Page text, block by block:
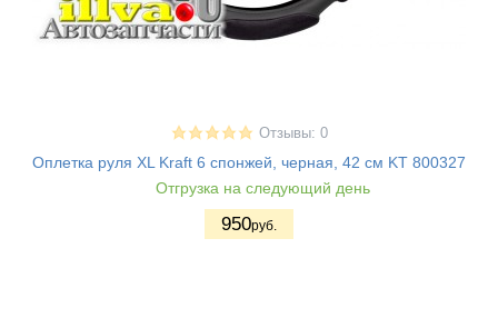
Отзывы: 0
Оплетка руля XL Kraft 6 спонжей, черная, 42 см KT 800327
Отгрузка на следующий день
950руб.